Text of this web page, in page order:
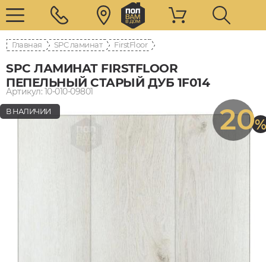
Главная SPC ламинат FirstFloor
SPC ЛАМИНАТ FIRSTFLOOR
ПЕПЕЛЬНЫЙ СТАРЫЙ ДУБ 1F014
Артикул: 10-010-09801
20%
В НАЛИЧИИ